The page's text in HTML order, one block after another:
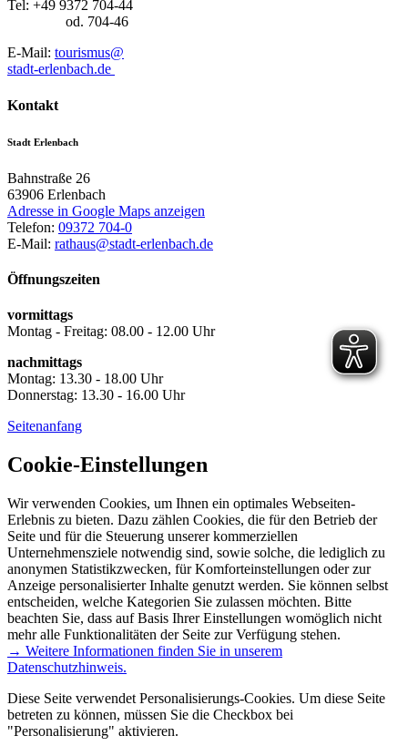
Tel: +49 9372 704-44
od. 704-46
E-Mail: tourismus@
stadt-erlenbach.de
Kontakt
Stadt Erlenbach
Bahnstraße 26
63906 Erlenbach
Adresse in Google Maps anzeigen
Telefon: 09372 704-0
E-Mail: rathaus@stadt-erlenbach.de
Öffnungszeiten
vormittags
Montag - Freitag: 08.00 - 12.00 Uhr
nachmittags
Montag: 13.30 - 18.00 Uhr
Donnerstag: 13.30 - 16.00 Uhr
Seitenanfang
Cookie-Einstellungen
Wir verwenden Cookies, um Ihnen ein optimales Webseiten-
Erlebnis zu bieten. Dazu zählen Cookies, die für den Betrieb der
Seite und für die Steuerung unserer kommerziellen
Unternehmensziele notwendig sind, sowie solche, die lediglich zu
anonymen Statistikzwecken, für Komforteinstellungen oder zur
Anzeige personalisierter Inhalte genutzt werden. Sie können selbst
entscheiden, welche Kategorien Sie zulassen möchten. Bitte
beachten Sie, dass auf Basis Ihrer Einstellungen womöglich nicht
mehr alle Funktionalitäten der Seite zur Verfügung stehen.
→ Weitere Informationen finden Sie in unserem
Datenschutzhinweis.
Diese Seite verwendet Personalisierungs-Cookies. Um diese Seite
betreten zu können, müssen Sie die Checkbox bei
"Personalisierung" aktivieren.